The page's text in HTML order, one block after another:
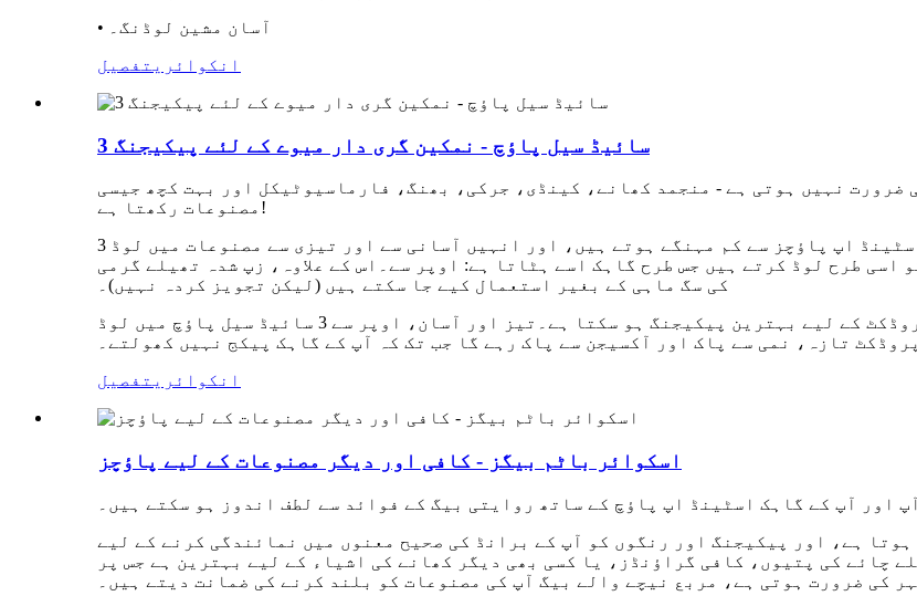
• آسان مشین لوڈنگ۔
انکوائری تفصیل
3 سائیڈ سیل پاؤچ - نمکین گری دار میوے کے لئے پیکیجنگ
ضرورت نہیں ہوتی ہے - منجمد کھانے، کینڈی، جرکی، بھنگ، فارماسیوٹیکل اور بہت کچھ جیسی
مصنوعات رکھتا ہے!
3 سائیڈ سیل پاؤچز بڑے پیمانے پر استعمال ہوتے ہیں، یہ اسٹینڈ اپ پاؤچز سے کم مہنگے ہوتے ہیں، اور انہیں آسانی سے اور تیزی سے مصنوعات میں لوڈ
پروڈکٹ کو اسی طرح لوڈ کرتے ہیں جس طرح گاہک اسے ہٹاتا ہے: اوپر سے۔اس کے علاوہ، زپ شدہ تھیلے گرمی
کی سگ ماہی کے بغیر استعمال کیے جا سکتے ہیں (لیکن تجویز کردہ نہیں)۔
اگر آپ کو اس کی ضرورت ہو تو، 3 سائیڈ سیل پاؤچ آپ کی پروڈکٹ کے لیے بہترین پیکیجنگ ہو سکتا ہے۔تیز اور آسان، اوپر سے 3 سائیڈ سیل پاؤچ میں لوڈ
تازہ، نمی سے پاک اور آکسیجن سے پاک رہے گا جب تک کہ آپ کے گاہک پیکج نہیں کھولتے۔
انکوائری تفصیل
اسکوائر باٹم بیگز - کافی اور دیگر مصنوعات کے لیے پاؤچز
اور آپ کے گاہک اسٹینڈ اپ پاؤچ کے ساتھ روایتی بیگ کے فوائد سے لطف اندوز ہو سکتے ہیں۔
ہے، اور پیکیجنگ اور رنگوں کو آپ کے برانڈ کی صحیح معنوں میں نمائندگی کرنے کے لیے
چائے کی پتیوں، کافی گراؤنڈز، یا کسی بھی دیگر کھانے کی اشیاء کے لیے بہترین ہے جس پر
کی ضرورت ہوتی ہے، مربع نیچے والے بیگ آپ کی مصنوعات کو بلند کرنے کی ضمانت دیتے ہیں۔